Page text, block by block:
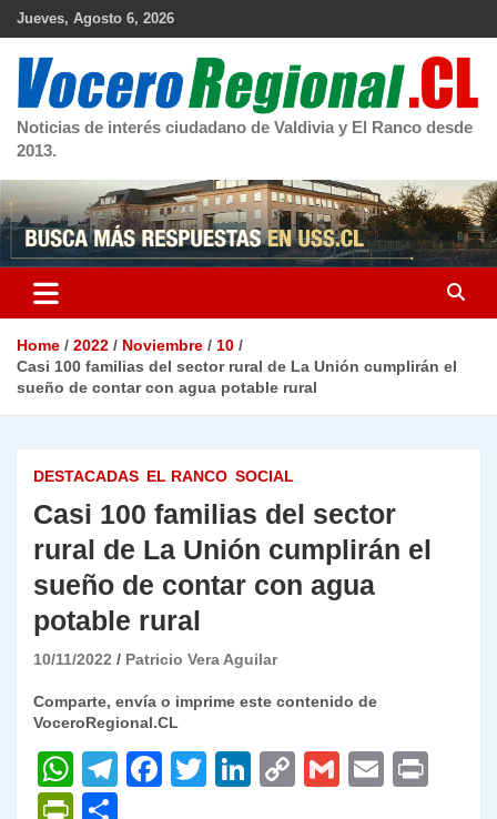
Skip
Jueves, Agosto 6, 2026
Noticias de interés ciudadano de Valdivia y El Ranco desde
2013.
Home 2022 Noviembre
10
Casi 100 familias del sector rural de La Unión cumplirán el
sueño de contar con agua potable rural
DESTACADAS EL RANCO SOCIAL
Casi 100 familias del sector
rural de La Unión cumplirán el
sueño de contar con agua
potable rural
10/11/2022 Patricio Vera Aguilar
Comparte, envía o imprime este contenido de
VoceroRegional.CL
W
h
T
F
T
Li
C
G
E
P